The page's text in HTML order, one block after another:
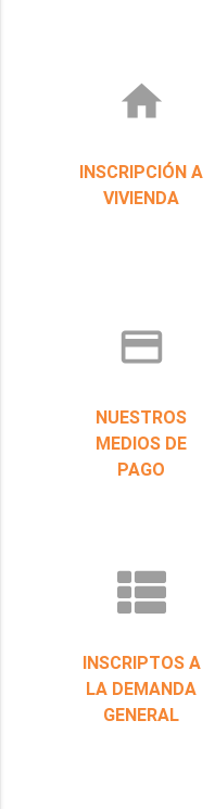
home
INSCRIPCIÓN A
VIVIENDA
credit_card
NUESTROS
MEDIOS DE
PAGO
INSCRIPTOS A
LA DEMANDA
GENERAL